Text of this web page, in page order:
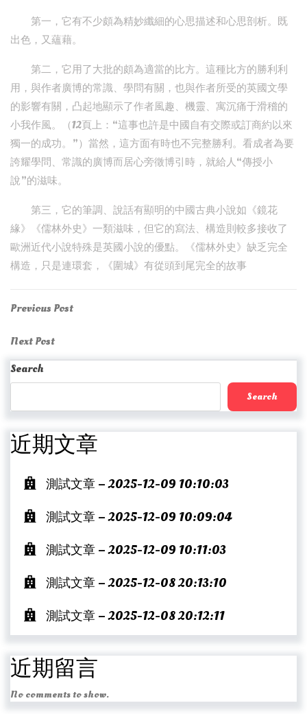
第一，它有不少頗為精妙纖細的心思描述和心思剖析。既
出色，又蘊藉。
第二，它用了大批的頗為適當的比方。這種比方的勝利利
用，與作者廣博的常識、學問有關，也與作者所受的英國文學
的影響有關，凸起地顯示了作者風趣、機靈、寓沉痛于滑稽的
小我作風。（12頁上：“這事也許是中國自有交際或訂商約以來
獨一的成功。”）當然，這方面有時也不完整勝利。看成者為要
誇耀學問、常識的廣博而居心旁徵博引時，就給人“傳授小
說”的滋味。
第三，它的筆調、說話有顯明的中國古典小說如《鏡花
緣》《儒林外史》一類滋味，但它的寫法、構造則較多接收了
歐洲近代小說特殊是英國小說的優點。《儒林外史》缺乏完全
構造，只是連環套，《圍城》有從頭到尾完全的故事
Post
navigation
Previous
Previous Post
Next
Post
Next Post
Search
Search
近期文章
測試文章 – 2025-12-09 10:10:03
測試文章 – 2025-12-09 10:09:04
測試文章 – 2025-12-09 10:11:03
測試文章 – 2025-12-08 20:13:10
測試文章 – 2025-12-08 20:12:11
近期留言
No comments to show.